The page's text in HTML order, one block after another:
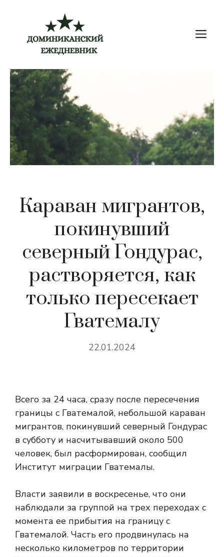
содержимому
Караван мигрантов,
покинувший
северный Гондурас,
растворяется, как
только пересекает
Гватемалу
22.01.2024
Всего за 24 часа, сразу после пересечения
границы с Гватемалой, небольшой караван
мигрантов, покинувший северный Гондурас
в субботу и насчитывавший около 500
человек, был расформирован, сообщил
Институт миграции Гватемалы.
Власти заявили в воскресенье, что они
наблюдали за группой на трех переходах с
момента ее прибытия на границу с
Гватемалой. Часть его продвинулась на
несколько километров по территории